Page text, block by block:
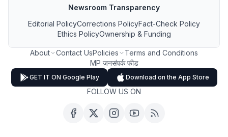
Newsroom Transparency
Editorial PolicyCorrections PolicyFact-Check Policy
Ethics PolicyOwnership & Funding
About Contact UsPolicies
Terms and Conditions
MP जनसंपर्क फीड
GET IT ON Google Play Download on the App Store
FOLLOW US ON